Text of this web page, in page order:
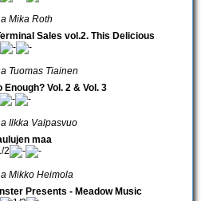
Mika Roth
Sales vol.2. This Delicious
Tuomas Tiainen
Vol. 2 & Vol. 3
Ilkka Valpasvuo
maa
Mikko Heimola
Presents - Meadow Music